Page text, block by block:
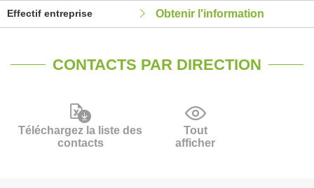
Effectif entreprise Obtenir l'information
CONTACTS PAR DIRECTION
Téléchargez la liste des
contacts
Tout
afficher